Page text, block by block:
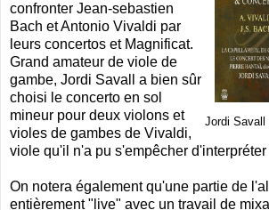
Jordi Savall
confronter Jean-sebastien
Bach et Antonio Vivaldi par
leurs concertos et Magnificat.
Grand amateur de viole de
gambe, Jordi Savall a bien sûr
choisi le concerto en sol
mineur pour deux violons et
violes de gambes de Vivaldi,
viole qu'il n'a pu s'empêcher
On notera également qu'une partie de
entièrement "live" avec un travail de